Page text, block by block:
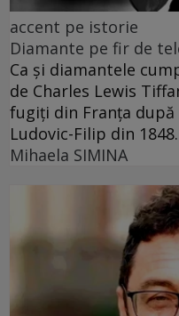
accent pe istorie
Diamante pe fir de
Ca și diamantele
de Charles Lewis
fugiți din Franța
Ludovic-Filip din 1848.
Mihaela SIMINA